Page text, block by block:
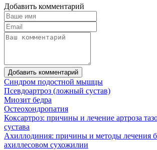
Добавить комментарий
Добавить комментарий
Синдром подостной мышцы
Псевдоартроз (ложный сустав)
Миозит бедра
Остеохондропатия
Коксартроз: причины и лечение артроза
сустава
Ахиллодиния: причины и методы лечения
ахиллесовом сухожилии